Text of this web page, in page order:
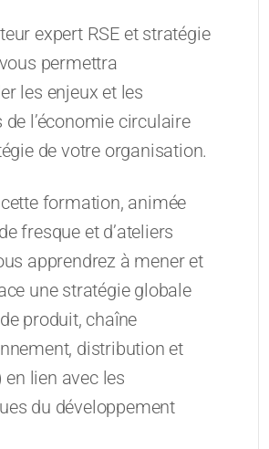
expert RSE et stratégie
permettra
les enjeux et les
l’économie circulaire
de votre organisation.
formation, animée
fresque et d’ateliers
apprendrez à mener et
une stratégie globale
produit, chaîne
distribution et
lien avec les
du développement